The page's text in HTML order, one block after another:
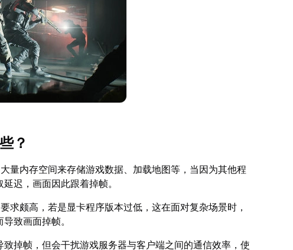
？
量内存空间来存储游戏数据、加载地图等，当因为其他程
迟，画面因此跟着掉帧。
求颇高，若是显卡程序版本过低，这在面对复杂场景时，
致画面掉帧。
致掉帧，但会干扰游戏服务器与客户端之间的通信效率，使